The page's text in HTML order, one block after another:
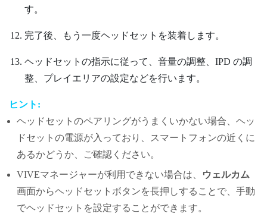
す。
完了後、もう一度ヘッドセットを装着します。
ヘッドセットの指示に従って、音量の調整、IPD の調
整、プレイエリアの設定などを行います。
ヒント:
ヘッドセットのペアリングがうまくいかない場合、ヘッ
ドセットの電源が入っており、スマートフォンの近くに
あるかどうか、ご確認ください。
VIVEマネージャーが利用できない場合は、
ウェルカム
画面からヘッドセット ボタンを長押しすることで、手動
でヘッドセットを設定することができます。